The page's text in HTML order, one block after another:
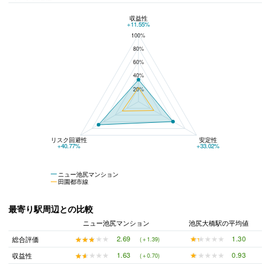
100%
80%
60%
40%
20%
収益性
+11.55%
ニュー池尻マンション
田園都市線
リスク回避性
+40.77%
安定性
+33.02%
最寄り駅周辺との比較
ニュー池尻マンション
池尻大橋駅の平均値
総合評価
★★★★★
★★★★★ 2.69 (＋1.39) ★★★★★
★★★★★
1.30
収益性
★★★★★
★★★★★ 1.63 (＋0.70) ★★★★★
★★★★★
0.93